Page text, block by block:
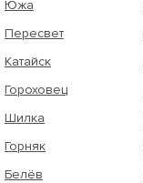
Южа
Пересвет
Катайск
Гороховец
Шилка
Горняк
Белёв